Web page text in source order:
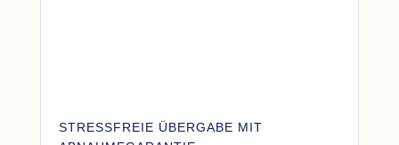
STRESSFREIE ÜBERGABE MIT